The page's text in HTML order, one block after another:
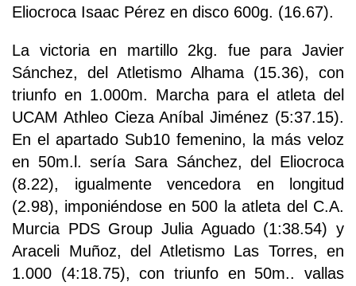
Eliocroca Isaac Pérez en disco 600g. (16.67).
La victoria en martillo 2kg. fue para Javier
Sánchez, del Atletismo Alhama (15.36), con
triunfo en 1.000m. Marcha para el atleta del
UCAM Athleo Cieza Aníbal Jiménez (5:37.15).
En el apartado Sub10 femenino, la más veloz
en 50m.l. sería Sara Sánchez, del Eliocroca
(8.22), igualmente vencedora en longitud
(2.98), imponiéndose en 500 la atleta del C.A.
Murcia PDS Group Julia Aguado (1:38.54) y
Araceli Muñoz, del Atletismo Las Torres, en
1.000 (4:18.75), con triunfo en 50m.. vallas